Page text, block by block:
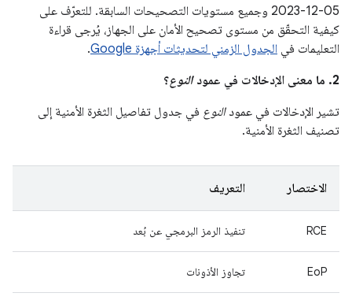
05‏-12‏-2023 وجميع مستويات التصحيحات السابقة. للتعرّف على
كيفية التحقّق من مستوى تصحيح الأمان على الجهاز، يُرجى قراءة
التعليمات في الجدول الزمني لتحديثات أجهزة Google
.
2. ما معنى الإدخالات في عمود
النوع؟
تشير الإدخالات في عمودالنوع في جدول تفاصيل الثغرة الأمنية إلى
تصنيف الثغرة الأمنية.
الاختصار التعريف
RCE تنفيذ الرمز البرمجي عن بُعد
EoP تجاوز الأذونات